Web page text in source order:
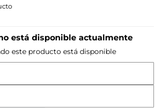
está disponible actualmente
este producto está disponible